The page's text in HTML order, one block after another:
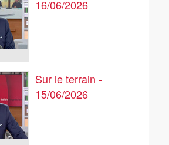
16/06/2026
Sur le terrain -
15/06/2026